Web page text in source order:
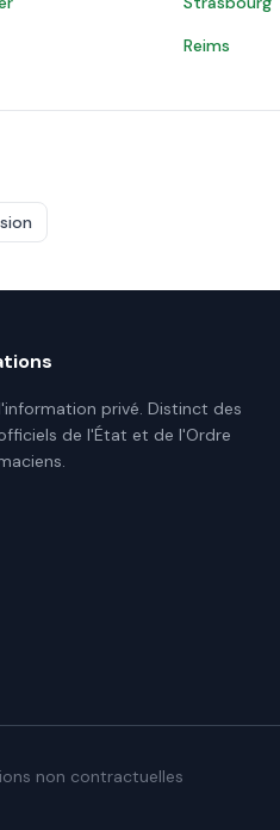
Reims
privé. Distinct des
de l'État et de l'Ordre
non contractuelles